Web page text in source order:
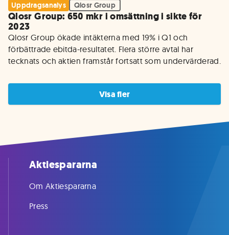
Uppdragsanalys Qlosr Group
Qlosr Group: 650 mkr i omsättning i sikte för
2023
Qlosr Group ökade intäkterna med 19% i Q1 och
förbättrade ebitda-resultatet. Flera större avtal har
tecknats och aktien framstår fortsatt som undervärderad.
Visa fler
Aktiespararna
Om Aktiespararna
Press